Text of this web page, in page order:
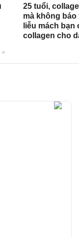
25 tuổi,
mà không
liễu mách
collagen cho